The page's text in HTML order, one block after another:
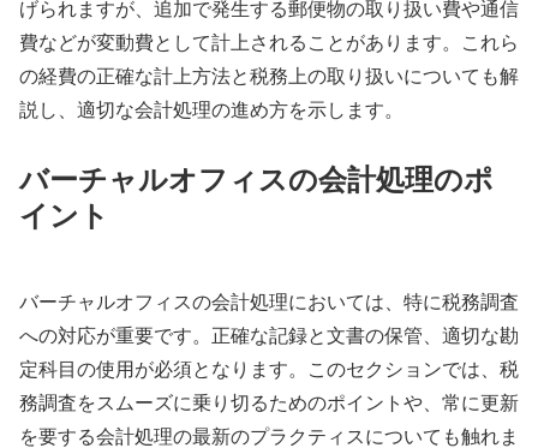
げられますが、追加で発生する郵便物の取り扱い費や通信
費などが変動費として計上されることがあります。これら
の経費の正確な計上方法と税務上の取り扱いについても解
説し、適切な会計処理の進め方を示します。
バーチャルオフィスの会計処理のポ
イント
バーチャルオフィスの会計処理においては、特に税務調査
への対応が重要です。正確な記録と文書の保管、適切な勘
定科目の使用が必須となります。このセクションでは、税
務調査をスムーズに乗り切るためのポイントや、常に更新
を要する会計処理の最新のプラクティスについても触れま